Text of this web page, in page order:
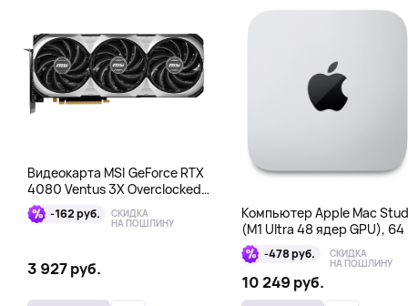
Видеокарта MSI GeForce RTX
4080 Ventus 3X Overclocked
16GB DDR6X
-162 руб. СКИДКА
НА ПОШЛИНУ
3 927 руб.
Компьютер Apple Mac
(M1 Ultra 48 ядер GPU), 64
1 Тб -478 руб. СКИДКА
НА ПОШЛИНУ
10 249 руб.